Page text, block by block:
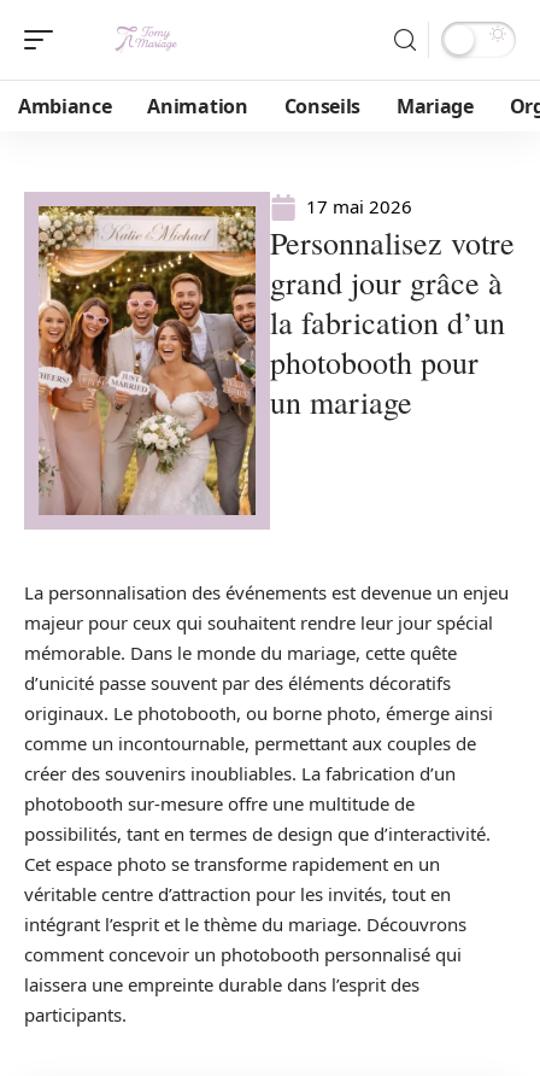
Ambiance Animation Conseils Mariage
17 mai 2026
Personnalisez votre
grand jour grâce à
la fabrication d’un
photobooth pour
un mariage
La personnalisation des événements est devenue un enjeu
majeur pour ceux qui souhaitent rendre leur jour spécial
mémorable. Dans le monde du mariage, cette quête
d’unicité passe souvent par des éléments décoratifs
originaux. Le photobooth, ou borne photo, émerge ainsi
comme un incontournable, permettant aux couples de
créer des souvenirs inoubliables. La fabrication d’un
photobooth sur-mesure offre une multitude de
possibilités, tant en termes de design que d’interactivité.
Cet espace photo se transforme rapidement en un
véritable centre d’attraction pour les invités, tout en
intégrant l’esprit et le thème du mariage. Découvrons
comment concevoir un photobooth personnalisé qui
laissera une empreinte durable dans l’esprit des
participants.